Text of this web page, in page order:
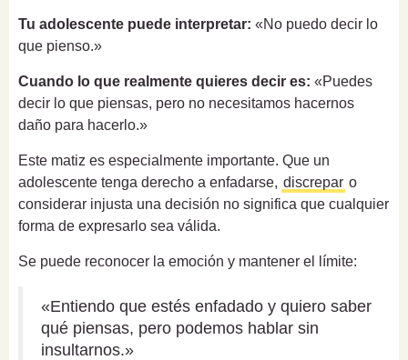
Tu adolescente puede interpretar: «No puedo decir lo
que pienso.»
Cuando lo que realmente quieres decir es: «Puedes
decir lo que piensas, pero no necesitamos hacernos
daño para hacerlo.»
Este matiz es especialmente importante. Que un
adolescente tenga derecho a enfadarse, discrepar o
considerar injusta una decisión no significa que cualquier
forma de expresarlo sea válida.
Se puede reconocer la emoción y mantener el límite:
«Entiendo que estés enfadado y quiero saber
qué piensas, pero podemos hablar sin
insultarnos.»